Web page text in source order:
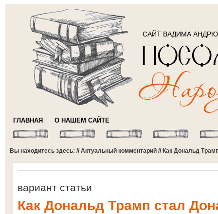
САЙТ ВАДИМА
ГЛАВНАЯ О НАШЕМ САЙТЕ
Вы находитесь здесь: //Актуальный комментарий // Как Дональд
вариант статьи
Как Дональд Трамп стал